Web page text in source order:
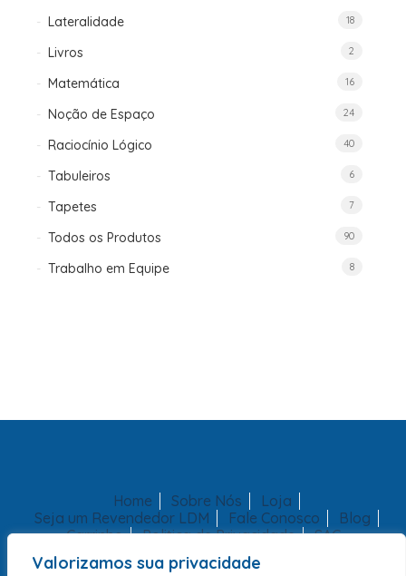
Valorizamos sua privacidade
Lateralidade 18
Livros 2
Matemática 16
Noção de Espaço 24
Raciocínio Lógico 40
Tabuleiros 6
Tapetes 7
Todos os Produtos 90
Trabalho em Equipe 8
Home Sobre Nós
Loja
Seja um Revendedor LDM
Fale Conosco
Blog
Carrinho
Politica de Privacidade SAC